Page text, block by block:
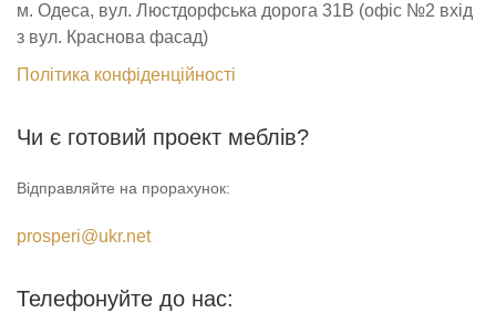
м. Одеса, вул. Люстдорфська дорога 31В (офіс №2 вхід
з вул. Краснова фасад)
Політика конфіденційності
Чи є готовий проект меблів?
Відправляйте на прорахунок:
prosperi@ukr.net
Телефонуйте до нас: